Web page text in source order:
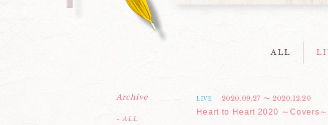
ALL
LIVE
2020.09.27 〜 2020.12.20
Heart to Heart 2020 ～Covers～
Archive
- ALL